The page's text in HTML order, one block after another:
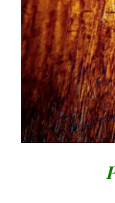
AGGIUNGI